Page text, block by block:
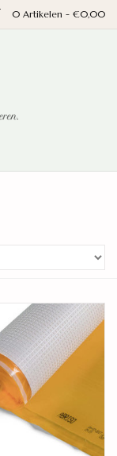
0 Artikelen - €0,00